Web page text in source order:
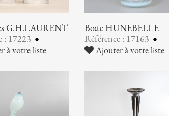
G.H.LAURENT
: 17223
à votre liste
Boîte HUNEBELLE
Référence : 17163
Ajouter à votre liste